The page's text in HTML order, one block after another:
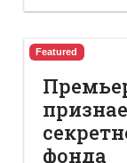
Featured
фонда